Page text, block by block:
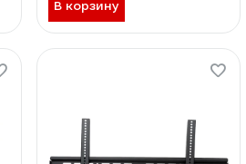
В корзину